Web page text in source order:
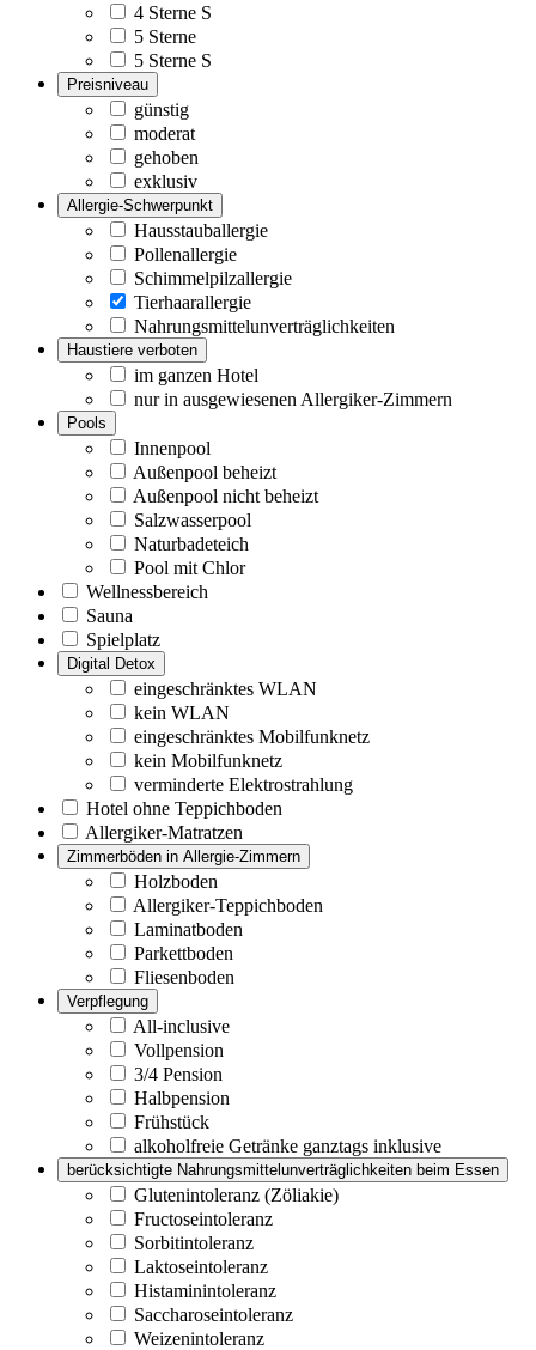
4 Sterne S
5 Sterne
5 Sterne S
Preisniveau
günstig
moderat
gehoben
exklusiv
Allergie-Schwerpunkt
Hausstauballergie
Pollenallergie
Schimmelpilzallergie
Tierhaarallergie
Nahrungsmittelunverträglichkeiten
Haustiere verboten
im ganzen Hotel
nur in ausgewiesenen Allergiker-Zimmern
Pools
Innenpool
Außenpool beheizt
Außenpool nicht beheizt
Salzwasserpool
Naturbadeteich
Pool mit Chlor
Wellnessbereich
Sauna
Spielplatz
Digital Detox
eingeschränktes WLAN
kein WLAN
eingeschränktes Mobilfunknetz
kein Mobilfunknetz
verminderte Elektrostrahlung
Hotel ohne Teppichboden
Allergiker-Matratzen
Zimmerböden in Allergie-Zimmern
Holzboden
Allergiker-Teppichboden
Laminatboden
Parkettboden
Fliesenboden
Verpflegung
All-inclusive
Vollpension
3/4 Pension
Halbpension
Frühstück
alkoholfreie Getränke ganztags inklusive
berücksichtigte Nahrungsmittelunverträglichkeiten beim Essen
Glutenintoleranz (Zöliakie)
Fructoseintoleranz
Sorbitintoleranz
Laktoseintoleranz
Histaminintoleranz
Saccharoseintoleranz
Weizenintoleranz